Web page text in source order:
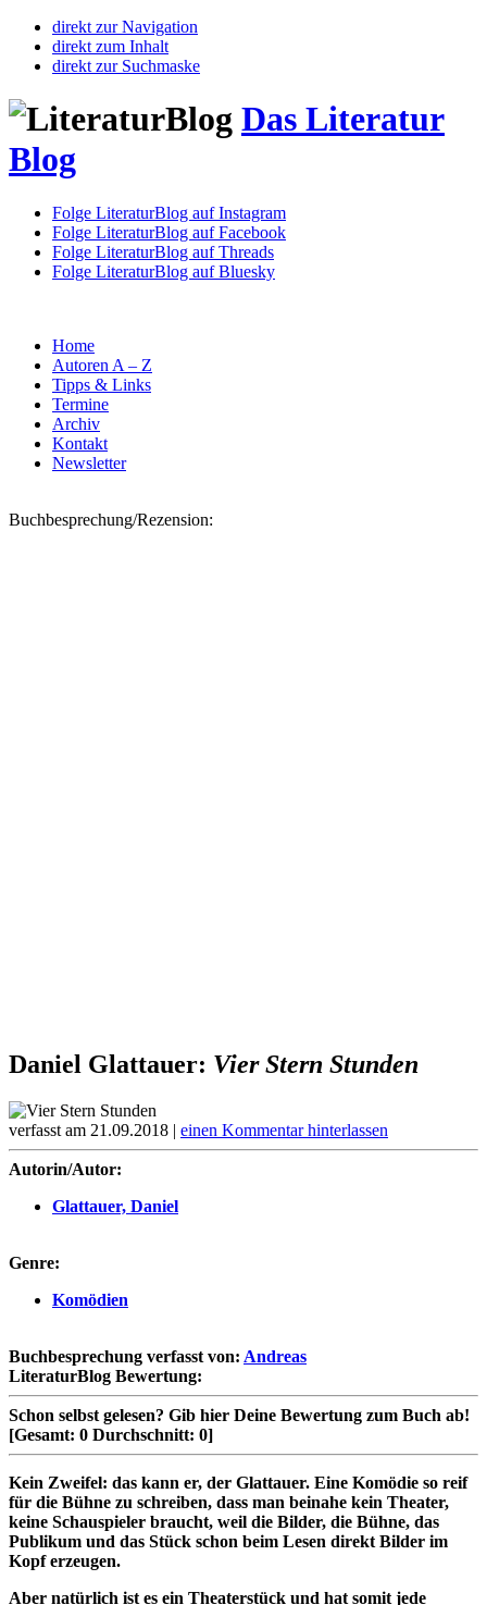
direkt zur Navigation
direkt zum Inhalt
direkt zur Suchmaske
Das Literatur
Blog
Folge LiteraturBlog auf Instagram
Folge LiteraturBlog auf Facebook
Folge LiteraturBlog auf Threads
Folge LiteraturBlog auf Bluesky
Home
Autoren A – Z
Tipps & Links
Termine
Archiv
Kontakt
Newsletter
Buchbesprechung/Rezension:
Daniel Glattauer: Vier Stern Stunden
verfasst am 21.09.2018 | einen Kommentar hinterlassen
Autorin/Autor:
Glattauer, Daniel
Genre:
Komödien
Buchbesprechung verfasst von: Andreas
LiteraturBlog Bewertung:
Schon selbst gelesen? Gib hier Deine Bewertung zum Buch ab!
[Gesamt: 0 Durchschnitt: 0]
Kein Zweifel: das kann er, der Glattauer. Eine Komödie so reif
für die Bühne zu schreiben, dass man beinahe kein Theater,
keine Schauspieler braucht, weil die Bilder, die Bühne, das
Publikum und das Stück schon beim Lesen direkt Bilder im
Kopf erzeugen.
Aber natürlich ist es ein Theaterstück und hat somit jede